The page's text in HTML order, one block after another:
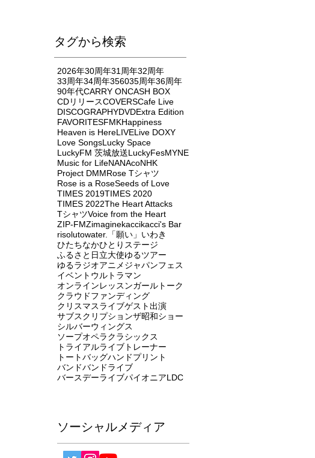
タグから検索
2026年30周年31周年32周年
33周年34周年356035周年36周年
90年代CARRY ONCASH BOX
CDリリースCOVERSCafe Live
DISCOGRAPHYDVDExtra Edition
FAVORITESFMKHappiness
Heaven is HereLIVELive DOXY
Love SongsLucky Space
LuckyFM 茨城放送LuckyFesMYNE
Music for LifeNANAcoNHK
Project DMMRose Tシャツ
Rose is a RoseSeeds of Love
TIMES 2019TIMES 2020
TIMES 2022The Heart Attacks
TシャツVoice from the Heart
ZIP-FMZimaginekaccikacci's Bar
risolutowater. 「願い」 いわき
ひたちなかひとりステージ
ふるさと日立大使ゆるツアー
ゆるラジオアニメジャパンフェス
イベント ウルトラマン
オンラインレッスンガールトーク
クラウドファンディング
クリスマスライブゲスト出演
サブスクリプションザ昭和ショー
シルバーウィングス
ソープオペラクラシックス
トライアルライブ トレーナー
トートバッグハンドプリント
バンドバンドライブ
バースデーライブパイオニアLDC
ソーシャルメディア